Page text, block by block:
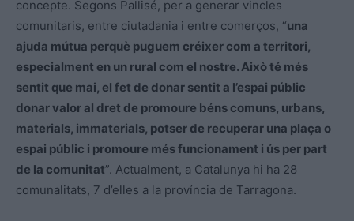
concepte. Segons Pallisé, per a generar vincles
comunitaris, entre ciutadania i entre comerços, “una
ajuda mútua perquè puguem créixer com a territori,
especialment en un rural com el nostre. Això té més
sentit que mai, el fet de donar sentit a l’espai públic
donar valor al dret de promoure béns comuns, urbans,
materials, immaterials, potser de recuperar una plaça o
espai públic i promoure més funcionament i ús per part
de la comunitat”. Actualment, a Catalunya hi ha 28
comunalitats, 7 d’elles a la província de Tarragona.